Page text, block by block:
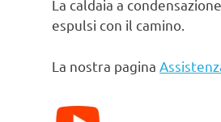
La caldaia a
espulsi con il camino.
La nostra pagina